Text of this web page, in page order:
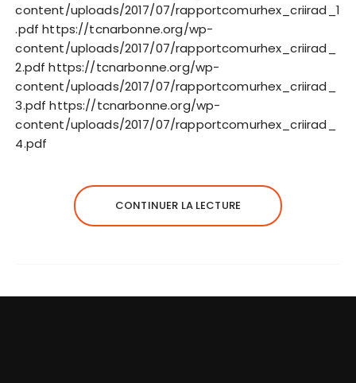
content/uploads/2017/07/rapportcomurhex_criirad_1
.pdf https://tcnarbonne.org/wp-
content/uploads/2017/07/rapportcomurhex_criirad_
2.pdf https://tcnarbonne.org/wp-
content/uploads/2017/07/rapportcomurhex_criirad_
3.pdf https://tcnarbonne.org/wp-
content/uploads/2017/07/rapportcomurhex_criirad_
4.pdf
CONTINUER LA LECTURE